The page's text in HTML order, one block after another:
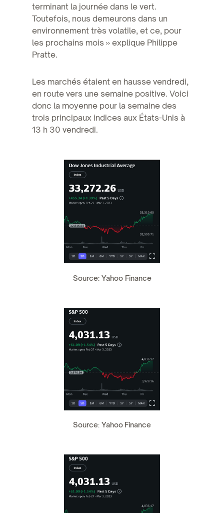
terminant la journée dans le vert.
Toutefois, nous demeurons dans un
environnement très volatile, et ce, pour
les prochains mois » explique Philippe
Pratte.
Les marchés étaient en hausse vendredi,
en route vers une semaine positive. Voici
donc la moyenne pour la semaine des
trois principaux indices aux États-Unis à
13 h 30 vendredi.
Source: Yahoo Finance
Source: Yahoo Finance